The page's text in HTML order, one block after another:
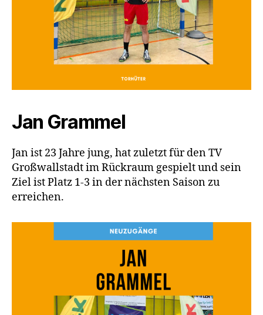
Jan Grammel
Jan ist 23 Jahre jung, hat zuletzt für den TV
Großwallstadt im Rückraum gespielt und sein
Ziel ist Platz 1-3 in der nächsten Saison zu
erreichen.